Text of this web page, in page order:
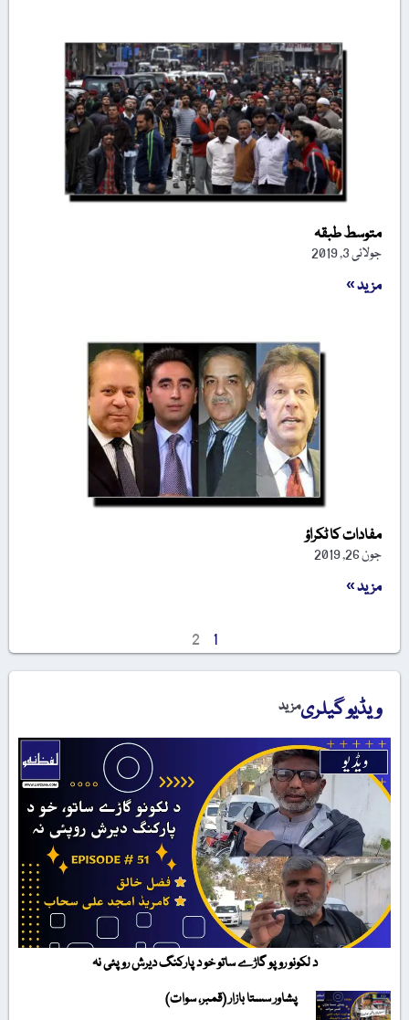
متوسط طبقہ
جولائی 3, 2019
مزید »
مفادات کا ٹکراؤ
جون 26, 2019
مزید »
1
2
ویڈیو گیلریمزید
د لکونو روپو گاڑے ساتو خو د پارکنگ دیرش روپئی نہ
پشاور سستا بازار (قمبر، سوات)